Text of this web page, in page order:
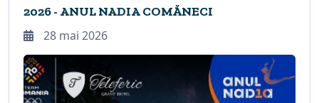
2026 - ANUL NADIA COMĂNECI
28 mai 2026